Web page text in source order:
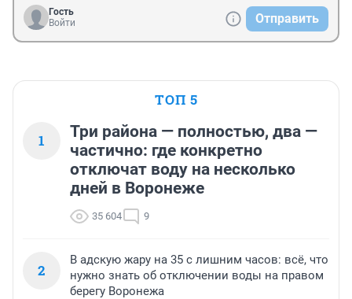
Гость
Войти
Отправить
ТОП 5
1
Три района — полностью, два —
частично: где конкретно
отключат воду на несколько
дней в Воронеже
35 604 9
2
В адскую жару на 35 с лишним часов: всё, что
нужно знать об отключении воды на правом
берегу Воронежа